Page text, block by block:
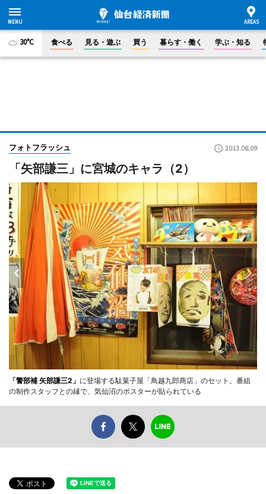
30°C 食べる 見る・遊ぶ 買う 暮らす・働く 学ぶ・知る
フォトフラッシュ 2013.08.09
「矢部謙三」に宮城のキャラ（2）
「警部補 矢部謙三2」 に登場する駄菓子屋「鳥越九郎商店」のセット。番組
の制作スタッフとの縁で、気仙沼のポスターが貼られている